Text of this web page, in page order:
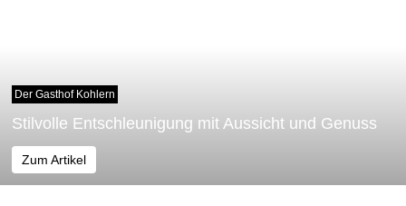
Der Gasthof Kohlern
Stilvolle Entschleunigung mit Aussicht und Genuss
Zum Artikel